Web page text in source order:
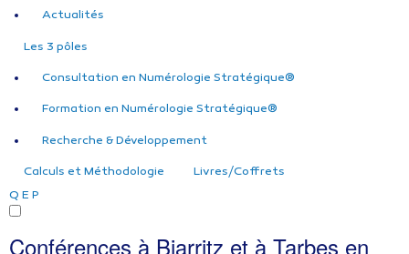
Actualités
Les 3 pôles
Consultation en Numérologie Stratégique®
Formation en Numérologie Stratégique®
Recherche & Développement
Calculs et Méthodologie
Livres/Coffrets
Q E P
Conférences à Biarritz et à Tarbes en